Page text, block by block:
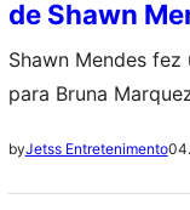
de Shawn
Shawn Mendes
para Bruna
Carro do crime
dívidas Em uma
byJetss Entretenimento